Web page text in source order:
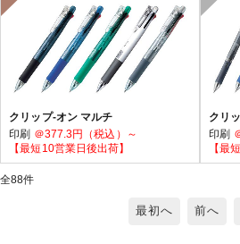
クリップ-オン マルチ
印刷 ＠377.3円（税込）～
【最短10営業日後出荷】
クリ
印刷
【最
全88件
前へ
最初へ